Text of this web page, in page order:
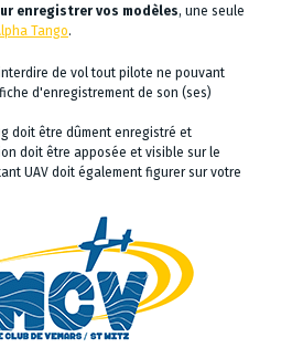
enregistrer vos modèles, une seule
Tango.
de vol tout pilote ne pouvant
d'enregistrement de son (ses)
doit être dûment enregistré et
doit être apposée et visible sur le
UAV doit également figurer sur votre